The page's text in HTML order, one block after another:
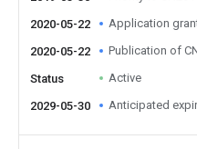
2020-05-22 Application
2020-05-22 Publication of
Status Active
2029-05-30 Anticipated